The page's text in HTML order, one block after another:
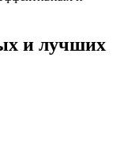
и лучших